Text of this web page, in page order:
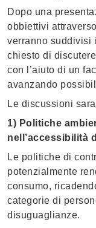
Dopo una
obbiettivi
verranno suddivisi
chiesto di
con l’aiuto di un
avanzando
Le discussioni
1) Politiche
nell’accessibilità
Le politiche di
potenzialmente
consumo,
categorie di
disuguaglianze.